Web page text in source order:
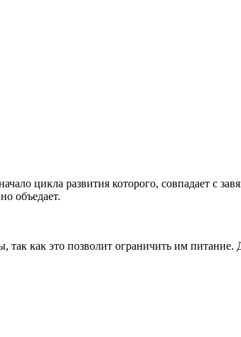
цикла развития которого, совпадает с
объедает.
как это позволит ограничить им питание.